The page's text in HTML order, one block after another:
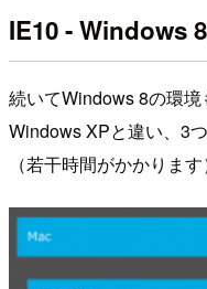
IE10 - Windows
続いてWindows 8の環
Windows XPと違い、3
（若干時間がかかります